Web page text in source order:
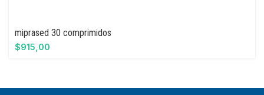
miprased 30 comprimidos
$915,00